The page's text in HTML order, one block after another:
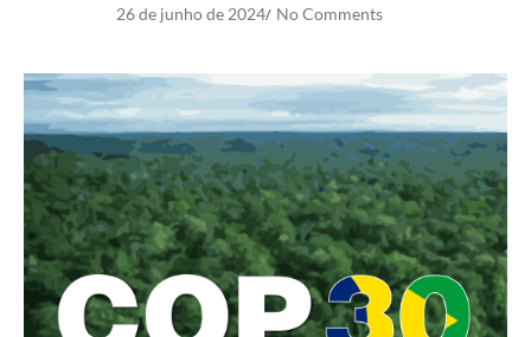
26 de junho de 2024/ No Comments